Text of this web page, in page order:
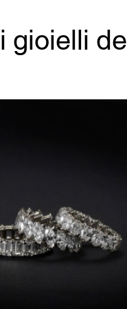
gioielli